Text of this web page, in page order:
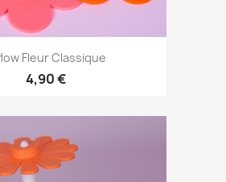
Fleur Classique
4,90 €